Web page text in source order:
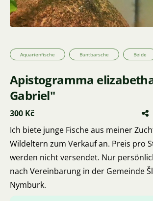
Aquarienfische Buntbarsche Beide
Apistogramma
Gabriel"
300 Kč
Ich biete junge Fische aus meiner
Wildeltern zum Verkauf an. Preis pro
werden nicht versendet. Nur
nach Vereinbarung in der Gemeinde
Nymburk.